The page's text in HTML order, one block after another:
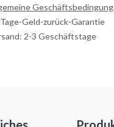
Geld-zurück-Garantie
2-3 Geschäftstage